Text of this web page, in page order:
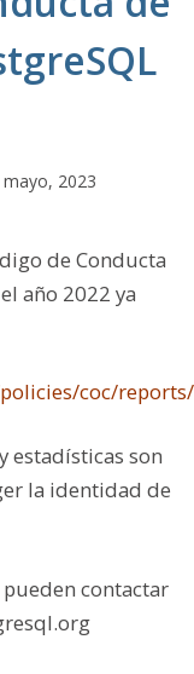
mayo, 2023
de Conducta
año 2022 ya
coc/
estadísticas son
la identidad de
contactar